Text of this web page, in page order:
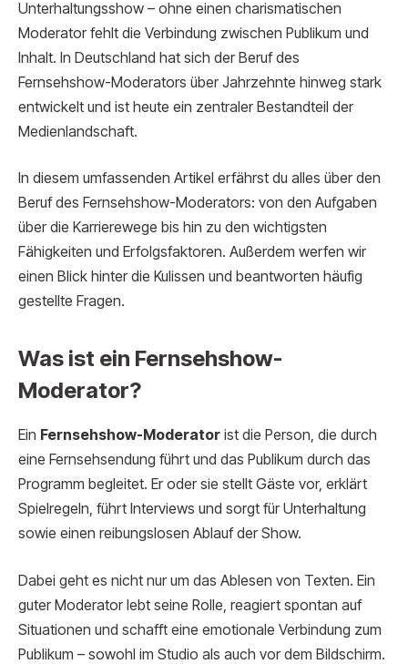
Unterhaltungsshow – ohne einen charismatischen
Moderator fehlt die Verbindung zwischen Publikum und
Inhalt. In Deutschland hat sich der Beruf des
Fernsehshow-Moderators über Jahrzehnte hinweg stark
entwickelt und ist heute ein zentraler Bestandteil der
Medienlandschaft.
In diesem umfassenden Artikel erfährst du alles über den
Beruf des Fernsehshow-Moderators: von den Aufgaben
über die Karrierewege bis hin zu den wichtigsten
Fähigkeiten und Erfolgsfaktoren. Außerdem werfen wir
einen Blick hinter die Kulissen und beantworten häufig
gestellte Fragen.
Was ist ein Fernsehshow-
Moderator?
Ein Fernsehshow-Moderator ist die Person, die durch
eine Fernsehsendung führt und das Publikum durch das
Programm begleitet. Er oder sie stellt Gäste vor, erklärt
Spielregeln, führt Interviews und sorgt für Unterhaltung
sowie einen reibungslosen Ablauf der Show.
Dabei geht es nicht nur um das Ablesen von Texten. Ein
guter Moderator lebt seine Rolle, reagiert spontan auf
Situationen und schafft eine emotionale Verbindung zum
Publikum – sowohl im Studio als auch vor dem Bildschirm.